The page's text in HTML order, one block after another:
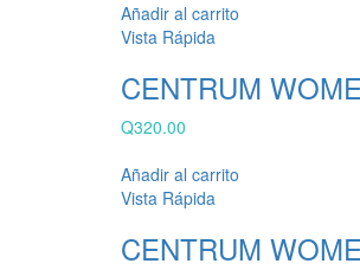
Añadir al carrito
Vista Rápida
CENTRUM
Q320.00
Añadir al carrito
Vista Rápida
CENTRUM